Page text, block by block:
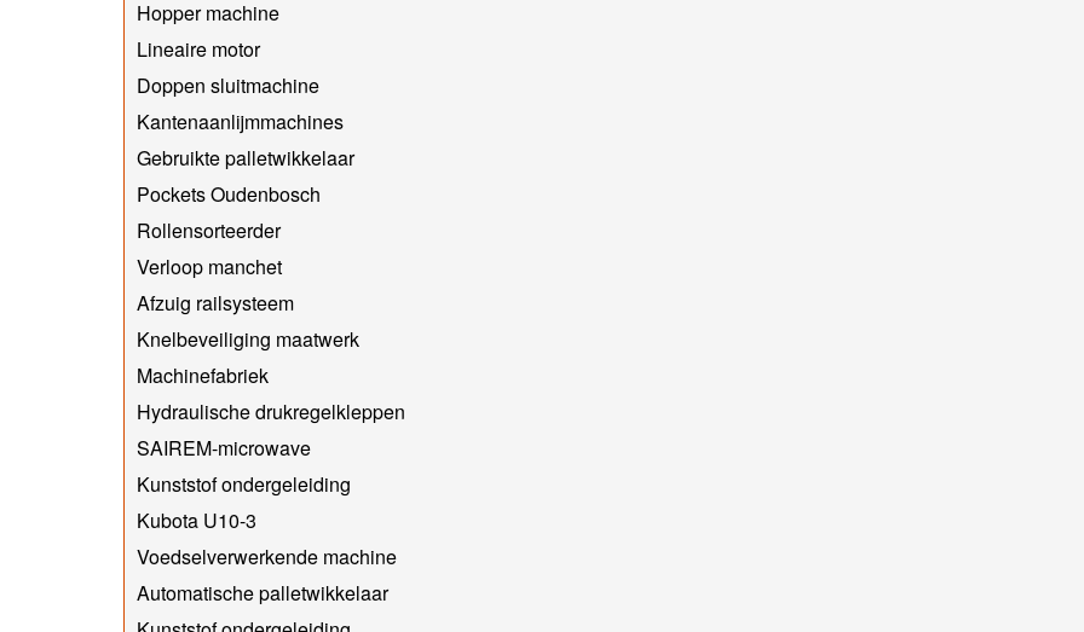
Hopper machine
Lineaire motor
Doppen sluitmachine
Kantenaanlijmmachines
Gebruikte palletwikkelaar
Pockets Oudenbosch
Rollensorteerder
Verloop manchet
Afzuig railsysteem
Knelbeveiliging maatwerk
Machinefabriek
Hydraulische drukregelkleppen
SAIREM-microwave
Kunststof ondergeleiding
Kubota U10-3
Voedselverwerkende machine
Automatische palletwikkelaar